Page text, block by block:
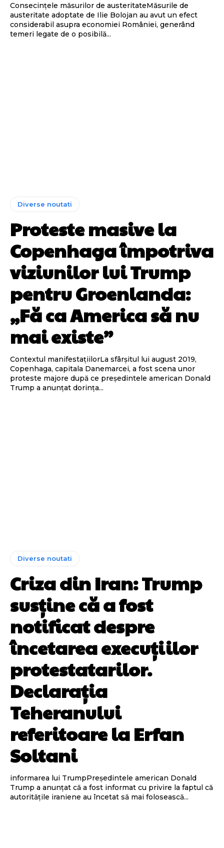
Consecințele măsurilor de austeritateMăsurile de
austeritate adoptate de Ilie Bolojan au avut un efect
considerabil asupra economiei României, generând
temeri legate de o posibilă...
Diverse noutati
Proteste masive la
Copenhaga împotriva
viziunilor lui Trump
pentru Groenlanda:
„Fă ca America să nu
mai existe”
Contextul manifestațiilorLa sfârșitul lui august 2019,
Copenhaga, capitala Danemarcei, a fost scena unor
proteste majore după ce președintele american Donald
Trump a anunțat dorința...
Diverse noutati
Criza din Iran: Trump
susține că a fost
notificat despre
încetarea execuțiilor
protestatarilor.
Declarația
Teheranului
referitoare la Erfan
Soltani
informarea lui TrumpPreședintele american Donald
Trump a anunțat că a fost informat cu privire la faptul că
autoritățile iraniene au încetat să mai folosească...